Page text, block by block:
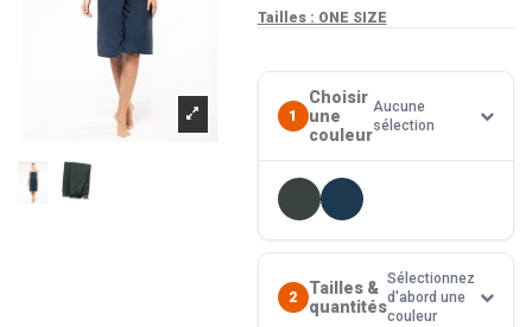
Tailles : ONE SIZE
1
Choisir
une
couleur
Aucune
sélection
2
Tailles &
quantités
Sélectionnez
d'abord une
couleur